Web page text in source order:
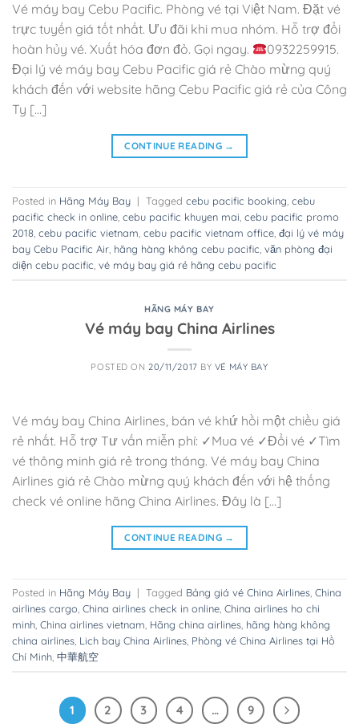
Vé máy bay Cebu Pacific. Phòng vé tại Việt Nam. Đặt vé
trực tuyến giá tốt nhất. Ưu đãi khi mua nhóm. Hỗ trợ đổi
hoàn hủy vé. Xuất hóa đơn đỏ. Gọi ngay.
0932259915.
Đại lý vé máy bay Cebu Pacific giá rẻ Chào mừng quý
khách đến với website hãng Cebu Pacific giá rẻ của Công
Ty […]
CONTINUE READING →
Posted in Hãng Máy Bay | Tagged cebu pacific booking, cebu
pacific check in online, cebu pacific khuyen mai, cebu pacific promo
2018, cebu pacific vietnam, cebu pacific vietnam office, đại lý vé máy
bay Cebu Pacific Air, hãng hàng không cebu pacific, văn phòng đại
diện cebu pacific, vé máy bay giá rẻ hãng cebu pacific
HÃNG MÁY BAY
Vé máy bay China Airlines
POSTED ON20/11/2017 BY VÉ MÁY BAY
Vé máy bay China Airlines, bán vé khứ hồi một chiều giá
rẻ nhất. Hỗ trợ Tư vấn miễn phí: ✓Mua vé ✓Đổi vé ✓Tìm
vé thông minh giá rẻ trong tháng. Vé máy bay China
Airlines giá rẻ Chào mừng quý khách đến với hệ thống
check vé online hãng China Airlines. Đây là […]
CONTINUE READING →
Posted in Hãng Máy Bay | Tagged Bảng giá vé China Airlines, China
airlines cargo, China airlines check in online, China airlines ho chi
minh, China airlines vietnam, Hãng china airlines, hãng hàng không
china airlines, Lich bay China Airlines, Phòng vé China Airlines tại Hồ
Chí Minh, 中華航空
1 2 3 4 … 9